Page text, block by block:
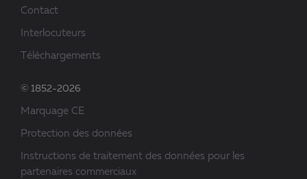
Contact
Interlocuteurs
Téléchargements
© 1852-2026
Marquage CE
Protection des données
Instructions de traitement des données pour les
partenaires commerciaux